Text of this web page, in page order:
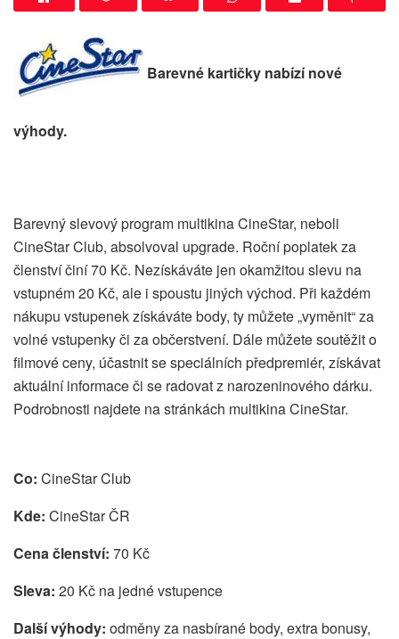
Barevné kartičky nabízí nové
výhody.
Barevný slevový program multikina CineStar, neboli
CineStar Club, absolvoval upgrade. Roční poplatek za
členství činí 70 Kč. Nezískáváte jen okamžitou slevu na
vstupném 20 Kč, ale i spoustu jiných východ. Při každém
nákupu vstupenek získáváte body, ty můžete „vyměnit“ za
volné vstupenky či za občerstvení. Dále můžete soutěžit o
filmové ceny, účastnit se speciálních předpremiér, získávat
aktuální informace či se radovat z narozeninového dárku.
Podrobnosti najdete na stránkách multikina CineStar.
Co: CineStar Club
Kde: CineStar ČR
Cena členství: 70 Kč
Sleva: 20 Kč na jedné vstupence
Další výhody: odměny za nasbírané body, extra bonusy,